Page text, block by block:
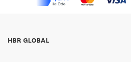
HBR GLOBAL